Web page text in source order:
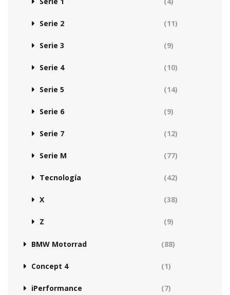
Serie 2 (11)
Serie 3 (9)
Serie 4 (10)
Serie 5 (14)
Serie 6 (9)
Serie 7 (12)
Serie M (77)
Tecnología (42)
X (38)
Z (9)
BMW Motorrad (88)
Concept 4 (1)
iPerformance (7)